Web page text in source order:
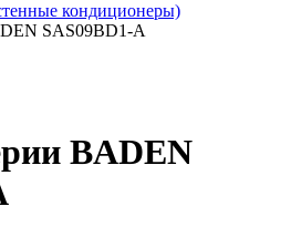
кондиционеры)
SAS09BD1-A
BADEN